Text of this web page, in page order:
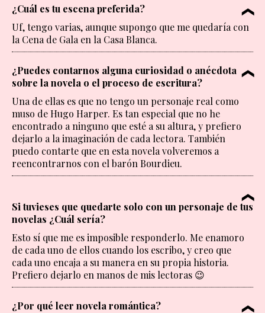
¿Cuál es tu escena preferida?
Uf, tengo varias, aunque supongo que me quedaría con
la Cena de Gala en la Casa Blanca.
¿Puedes contarnos alguna curiosidad o anécdota
sobre la novela o el proceso de escritura?
Una de ellas es que no tengo un personaje real como
muso de Hugo Harper. Es tan especial que no he
encontrado a ninguno que esté a su altura, y prefiero
dejarlo a la imaginación de cada lectora. También
puedo contarte que en esta novela volveremos a
reencontrarnos con el barón Bourdieu.
Si tuvieses que quedarte solo con un personaje de tus
novelas ¿Cuál sería?
Esto sí que me es imposible responderlo. Me enamoro
de cada uno de ellos cuando los escribo, y creo que
cada uno encaja a su manera en su propia historia.
Prefiero dejarlo en manos de mis lectoras 😉
¿Por qué leer novela romántica?